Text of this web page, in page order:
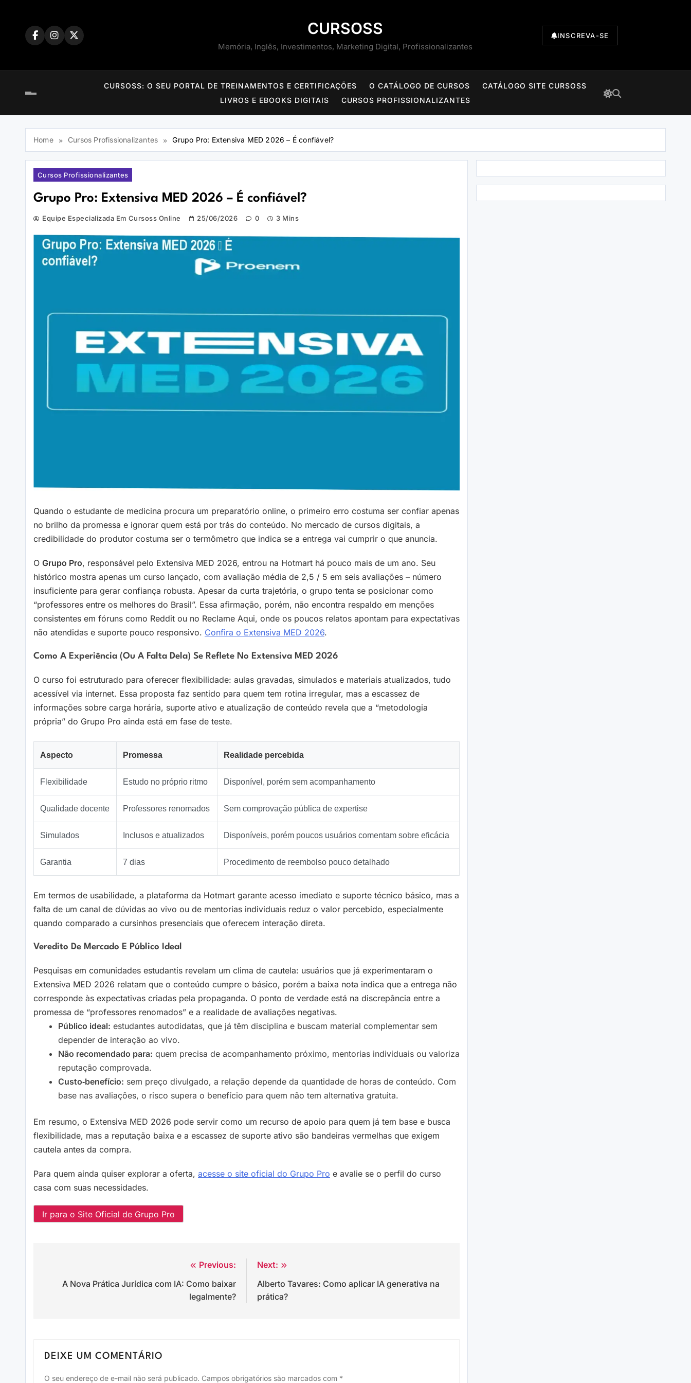
CURSOSS
Memória, Inglês, Investimentos, Marketing Digital, Profissionalizantes
INSCREVA-SE
CURSOSS: O SEU PORTAL DE TREINAMENTOS E CERTIFICAÇÕES O CATÁLOGO DE CURSOS
CATÁLOGO SITE CURSOSS
LIVROS E EBOOKS DIGITAIS
CURSOS PROFISSIONALIZANTES
Home Cursos Profissionalizantes Grupo Pro: Extensiva MED 2026 – É confiável?
Cursos Profissionalizantes
Grupo Pro: Extensiva MED 2026 – É confiável?
Equipe Especializada Em Cursoss Online 25/06/2026 0 3 Mins
Quando o estudante de medicina procura um preparatório online, o primeiro erro costuma ser confiar apenas
no brilho da promessa e ignorar quem está por trás do conteúdo. No mercado de cursos digitais, a
credibilidade do produtor costuma ser o termômetro que indica se a entrega vai cumprir o que anuncia.
O Grupo Pro, responsável pelo Extensiva MED 2026, entrou na Hotmart há pouco mais de um ano. Seu
histórico mostra apenas um curso lançado, com avaliação média de 2,5 / 5 em seis avaliações – número
insuficiente para gerar confiança robusta. Apesar da curta trajetória, o grupo tenta se posicionar como
“professores entre os melhores do Brasil”. Essa afirmação, porém, não encontra respaldo em menções
consistentes em fóruns como Reddit ou no Reclame Aqui, onde os poucos relatos apontam para expectativas
não atendidas e suporte pouco responsivo. Confira o Extensiva MED 2026.
Como A Experiência (ou A Falta Dela) Se Reflete No Extensiva MED 2026
O curso foi estruturado para oferecer flexibilidade: aulas gravadas, simulados e materiais atualizados, tudo
acessível via internet. Essa proposta faz sentido para quem tem rotina irregular, mas a escassez de
informações sobre carga horária, suporte ativo e atualização de conteúdo revela que a “metodologia
própria” do Grupo Pro ainda está em fase de teste.
Aspecto Promessa Realidade percebida
Flexibilidade Estudo no próprio ritmo Disponível, porém sem acompanhamento
Qualidade docente Professores renomados Sem comprovação pública de expertise
Simulados Inclusos e atualizados Disponíveis, porém poucos usuários comentam sobre eficácia
Garantia 7 dias Procedimento de reembolso pouco detalhado
Em termos de usabilidade, a plataforma da Hotmart garante acesso imediato e suporte técnico básico, mas a
falta de um canal de dúvidas ao vivo ou de mentorias individuais reduz o valor percebido, especialmente
quando comparado a cursinhos presenciais que oferecem interação direta.
Veredito De Mercado E Público Ideal
Pesquisas em comunidades estudantis revelam um clima de cautela: usuários que já experimentaram o
Extensiva MED 2026 relatam que o conteúdo cumpre o básico, porém a baixa nota indica que a entrega não
corresponde às expectativas criadas pela propaganda. O ponto de verdade está na discrepância entre a
promessa de “professores renomados” e a realidade de avaliações negativas.
Público ideal: estudantes autodidatas, que já têm disciplina e buscam material complementar sem
depender de interação ao vivo.
Não recomendado para: quem precisa de acompanhamento próximo, mentorias individuais ou valoriza
reputação comprovada.
Custo‑benefício: sem preço divulgado, a relação depende da quantidade de horas de conteúdo. Com
base nas avaliações, o risco supera o benefício para quem não tem alternativa gratuita.
Em resumo, o Extensiva MED 2026 pode servir como um recurso de apoio para quem já tem base e busca
flexibilidade, mas a reputação baixa e a escassez de suporte ativo são bandeiras vermelhas que exigem
cautela antes da compra.
Para quem ainda quiser explorar a oferta, acesse o site oficial do Grupo Pro e avalie se o perfil do curso
casa com suas necessidades.
Ir para o Site Oficial de Grupo Pro
Previous:
A Nova Prática Jurídica com IA: Como baixar
legalmente?
Next:
Alberto Tavares: Como aplicar IA generativa na
prática?
DEIXE UM COMENTÁRIO
O seu endereço de e-mail não será publicado. Campos obrigatórios são marcados com *